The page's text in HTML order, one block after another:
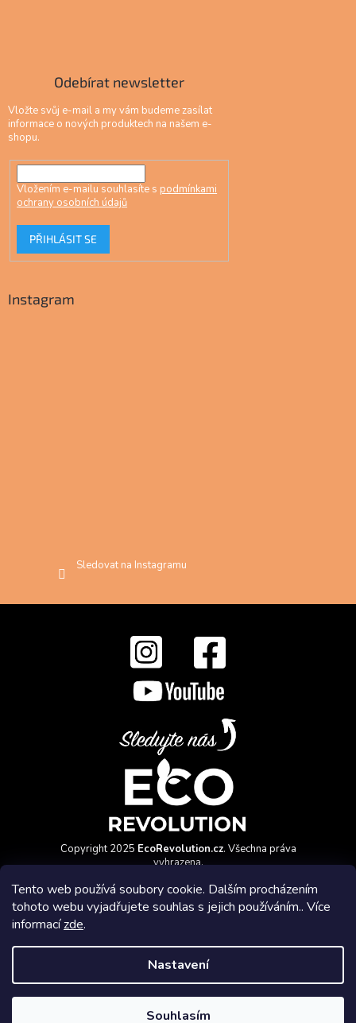
Tento web používá soubory cookie. Dalším procházením
tohoto webu vyjadřujete souhlas s jejich používáním.. Více
informacízde.
Nastavení
Souhlasím
Odebírat newsletter
Vložte svůj e-mail a my vám budeme zasílat
informace o nových produktech na našem e-
shopu.
Vložením e-mailu souhlasíte s podmínkami
ochrany osobních údajů
PŘIHLÁSIT SE
Instagram
Sledovat na Instagramu
Copyright 2025 EcoRevolution.cz. Všechna práva
vyhrazena.
Affiliate program